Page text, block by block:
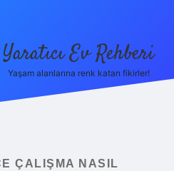
Yaratıcı Ev Rehberi
Yaşam alanlarına renk katan fikirler!
ÇALIŞMA NASIL